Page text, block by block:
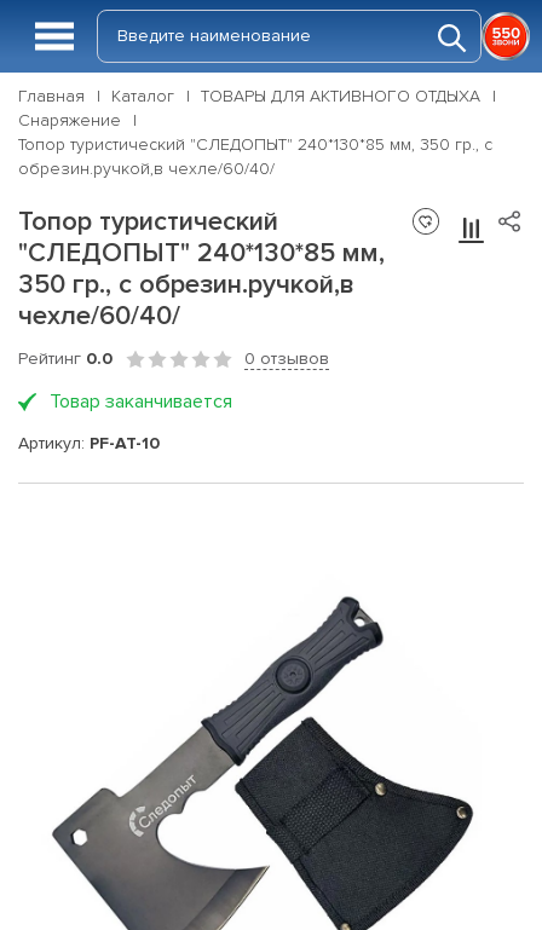
Главная Каталог
ТОВАРЫ ДЛЯ АКТИВНОГО ОТДЫХА
Снаряжение
Топор туристический "СЛЕДОПЫТ" 240*130*85 мм, 350 гр., с
обрезин.ручкой,в чехле/60/40/
Топор туристический
"СЛЕДОПЫТ" 240*130*85 мм,
350 гр., с обрезин.ручкой,в
чехле/60/40/
Рейтинг 0.0 0 отзывов
Товар заканчивается
Артикул: PF-AT-10